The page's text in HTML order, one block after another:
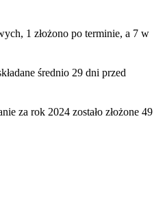
1 złożono po terminie, a 7 w
średnio 29 dni przed
za rok 2024 zostało złożone 49